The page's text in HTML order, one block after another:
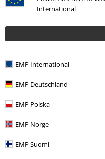
International
EMP International
EMP Deutschland
EMP Polska
EMP Norge
EMP Suomi
More categories. More
Merch kapel Média
Výprodej % Média
Merch kapel
Merch kapel